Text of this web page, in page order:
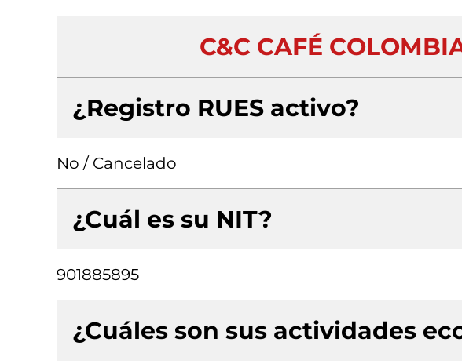
C&C CAFÉ
¿Registro RUES activo?
No / Cancelado
¿Cuál es su NIT?
901885895
¿Cuáles son sus actividades